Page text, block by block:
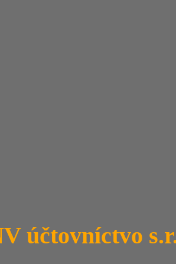
účtovníctvo